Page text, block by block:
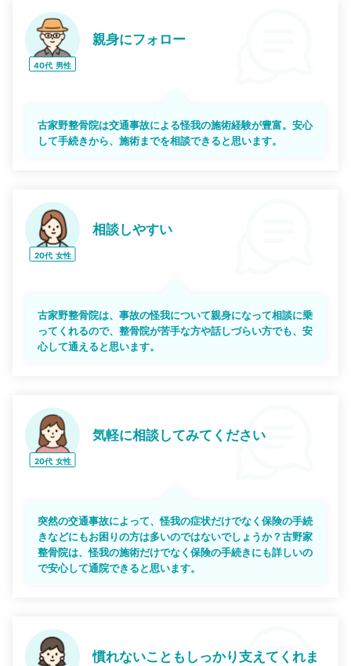
40代 男性
親身にフォロー
古家野整骨院は交通事故による怪我の施術経験が豊富。安心
して手続きから、施術までを相談できると思います。
20代 女性
相談しやすい
古家野整骨院は、事故の怪我について親身になって相談に乗
ってくれるので、整骨院が苦手な方や話しづらい方でも、安
心して通えると思います。
20代 女性
気軽に相談してみてください
突然の交通事故によって、怪我の症状だけでなく保険の手続
きなどにもお困りの方は多いのではないでしょうか？古野家
整骨院は、怪我の施術だけでなく保険の手続きにも詳しいの
で安心して通院できると思います。
慣れないこともしっかり支えてくれま